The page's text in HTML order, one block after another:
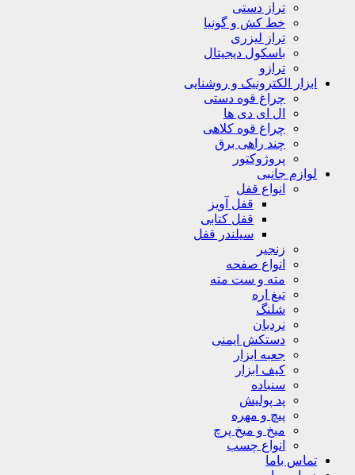
تراز دستی
خط کش و گونیا
تراز لیزری
باسکول دیجیتال
ترازو
ابزار الکترونیک و روشنایی
چراغ قوه دستی
ال ای دی ها
چراغ قوه کلاهی
چند راهی برق
پروژوکتور
لوازم جانبی
انواع قفل
قفل آویز
قفل کتابی
سیلندر قفل
زنجیر
انواع صفحه
مته و ست مته
تیغ اره
شلنگ
نردبان
دستکش ایمنی
جعبه ابزار
کیف ابزار
سنباده
پد پولیش
پیچ و مهره
میخ و میخ پرچ
انواع چسب
تماس باما